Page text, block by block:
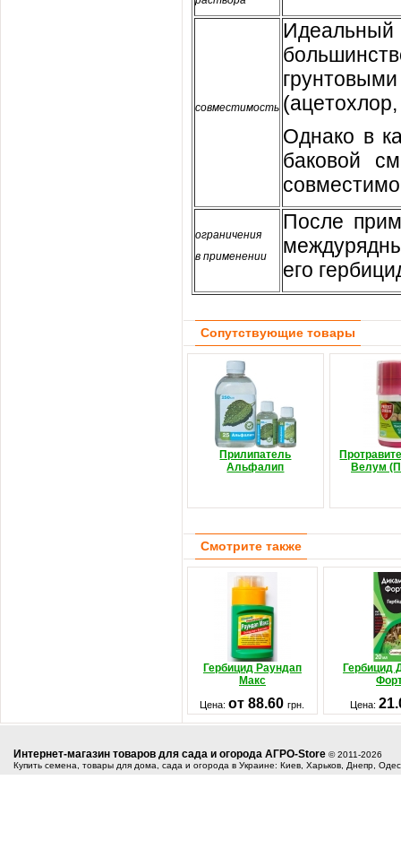
coвмecтимocть
Oднaкo в
бaкoвoй
oгрaничeния
в примeнeнии
Пocлe
eгo
Сопутствующие товары
Прилипатель
Альфалип
Велум
Смотрите также
Гербицид Раундап
Макс
Гербицид
Цена:от 88.60грн. Цена:
Интернет-магазин товаров для сада и огорода АГРО-Store © 2011-2026
Купить семена, товары для дома, сада и огорода в Украине: Киев, Харьков, Днепр,